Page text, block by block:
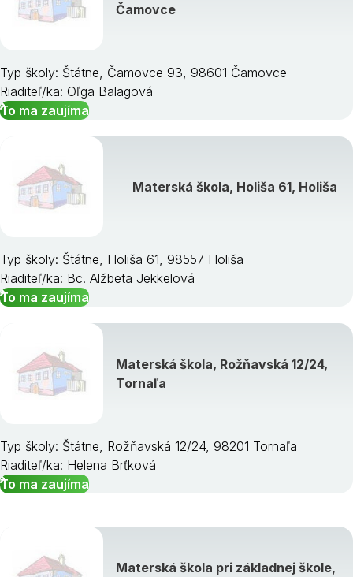
Čamovce
Typ školy: Štátne, Čamovce 93, 98601 Čamovce
Riaditeľ/ka: Oľga Balagová
To ma zaujíma
Materská škola, Holiša 61, Holiša
Typ školy: Štátne, Holiša 61, 98557 Holiša
Riaditeľ/ka: Bc. Alžbeta Jekkelová
To ma zaujíma
Materská škola, Rožňavská 12/24,
Tornaľa
Typ školy: Štátne, Rožňavská 12/24, 98201 Tornaľa
Riaditeľ/ka: Helena Brťková
To ma zaujíma
Materská škola pri základnej škole,